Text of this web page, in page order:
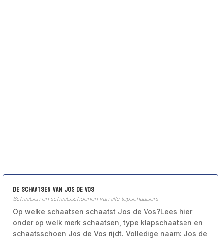
De schaatsen van Jos de Vos
Schaatsen en schaatsschoenen van alle topschaatsers
Op welke schaatsen schaatst Jos de Vos?Lees hier
onder op welk merk schaatsen, type klapschaatsen en
schaatsschoen Jos de Vos rijdt. Volledige naam: Jos de